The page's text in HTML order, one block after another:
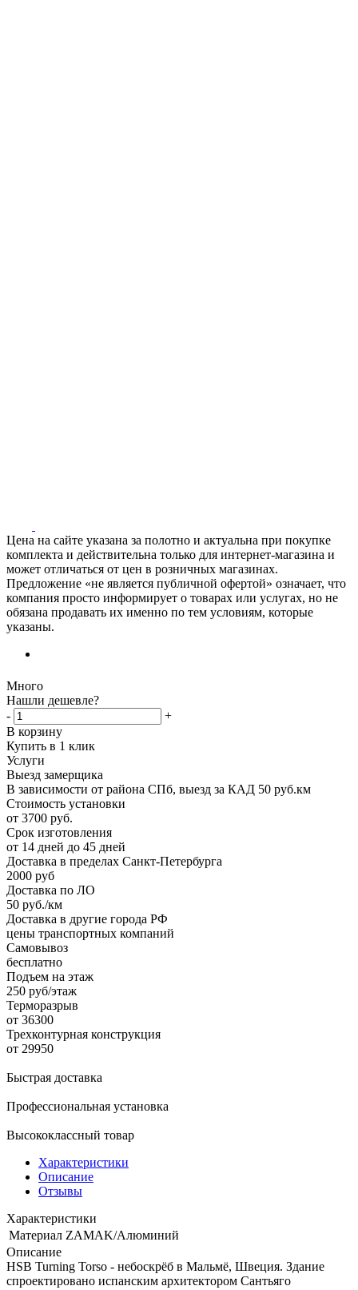
Цена на сайте указана за полотно и актуальна при покупке
комплекта и действительна только для интернет-магазина и
может отличаться от цен в розничных магазинах.
Предложение «не является публичной офертой» означает, что
компания просто информирует о товарах или услугах, но не
обязана продавать их именно по тем условиям, которые
указаны.
Много
Нашли дешевле?
-
+
В корзину
Купить в 1 клик
Услуги
Выезд замерщика
В зависимости от района СПб, выезд за КАД 50 руб.км
Стоимость установки
от 3700 руб.
Срок изготовления
от 14 дней до 45 дней
Доставка в пределах Санкт-Петербурга
2000 руб
Доставка по ЛО
50 руб./км
Доставка в другие города РФ
цены транспортных компаний
Самовывоз
бесплатно
Подъем на этаж
250 руб/этаж
Терморазрыв
от 36300
Трехконтурная конструкция
от 29950
Быстрая доставка
Профессиональная установка
Высококлассный товар
Характеристики
Описание
Отзывы
Характеристики
Материал ZAMAK/Алюминий
Описание
HSB Turning Torso - небоскрёб в Мальмё, Швеция. Здание
спроектировано испанским архитектором Сантьяго